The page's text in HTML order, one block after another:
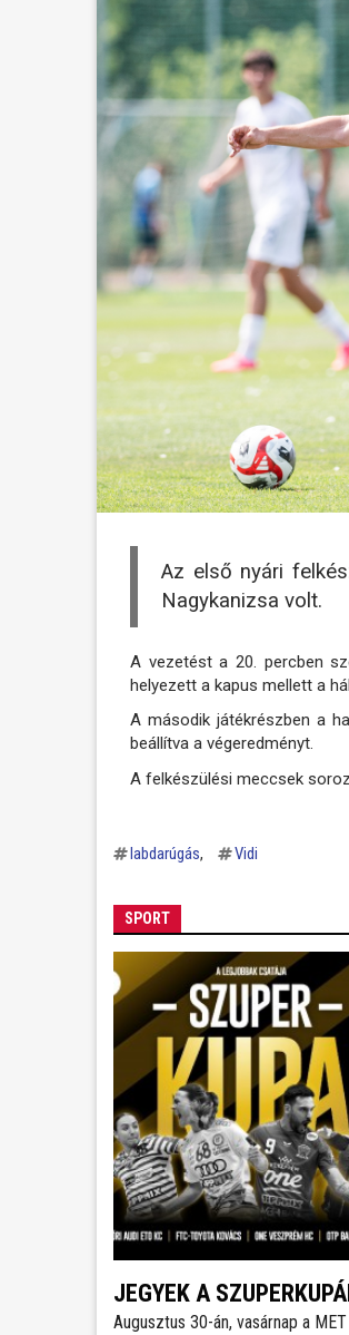
Az első nyári
Nagykanizsa volt.
A vezetést a 20. percben
helyezett a kapus mellett a
A második játékrészben a
beállítva a végeredményt.
A felkészülési meccsek
labdarúgás Vidi
SPORT
JEGYEK A
Augusztus 30-án, vasárnap a